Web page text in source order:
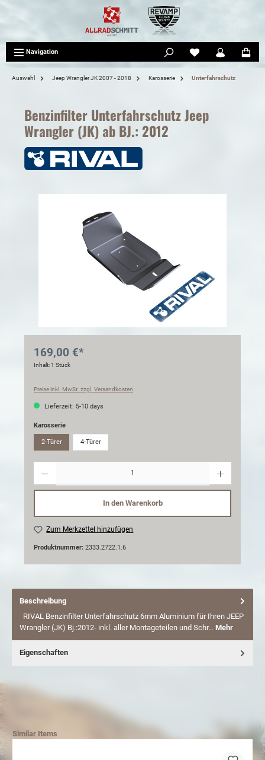
Navigation
Auswahl Jeep Wrangler JK 2007 - 2018 Karosserie Unterfahrschutz
Benzinfilter Unterfahrschutz Jeep
Wrangler (JK) ab BJ.: 2012
169,00 €*
Inhalt:1 Stück
Preise inkl. MwSt. zzgl. Versandkosten
Lieferzeit: 5-10 days
Karosserie
2-Türer 4-Türer
In den Warenkorb
Zum Merkzettel hinzufügen
Produktnummer: 2333.2722.1.6
Beschreibung
RIVAL Benzinfilter Unterfahrschutz 6mm Aluminium für Ihren JEEP
Wrangler (JK) Bj.:2012- inkl. aller Montageteilen und Schr… Mehr
Eigenschaften
Similar Items